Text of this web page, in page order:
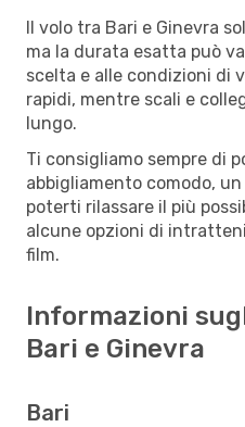
Il volo tra Bari e Ginevra
ma la durata esatta può
scelta e alle condizioni di
rapidi, mentre scali e
lungo.
Ti consigliamo sempre di
abbigliamento comodo,
poterti rilassare il più
alcune opzioni di
film.
Informazioni
Bari e Ginevra
Bari